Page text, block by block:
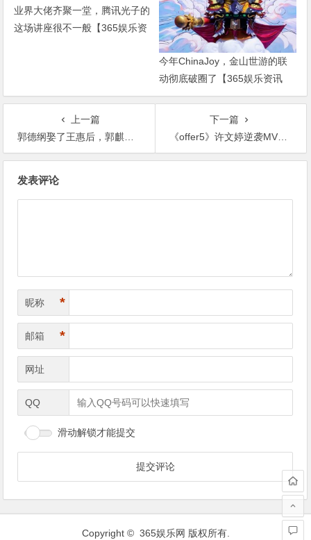
业界大佬齐聚一堂，腾讯光子的
这场讲座很不一般【365娱乐资
今年ChinaJoy，金山世游的联
动彻底破圈了【365娱乐资讯
网】
上一篇
郭德纲娶了王惠后，郭麒麟只敢偷偷给亲妈打电话【365娱乐资讯网】
下一篇
《offer5》许文婷逆袭MVP！恋综收获爱情，职综收获红圈所offer【365娱乐资讯网】
发表评论
昵称 *
邮箱 *
网址
QQ
滑动解锁才能提交
Copyright © 365娱乐网 版权所有.